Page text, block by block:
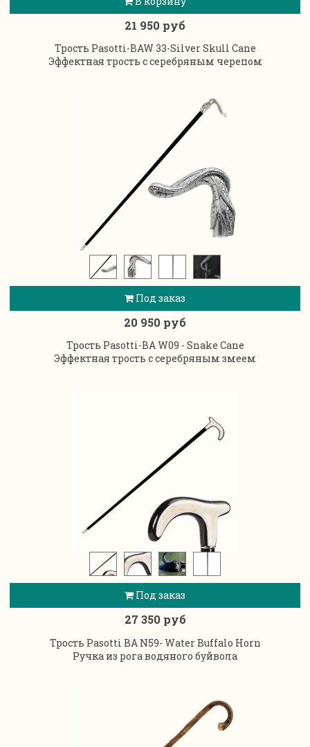
21 950 руб
Трость Pasotti-BAW 33-Silver Skull Cane
Эффектная трость с серебряным черепом
Под заказ
20 950 руб
Трость Pasotti-BA W09 - Snake Cane
Эффектная трость с серебряным змеем
Под заказ
27 350 руб
Трость Pasotti BA N59- Water Buffalo Horn
Ручка из рога водяного буйвола